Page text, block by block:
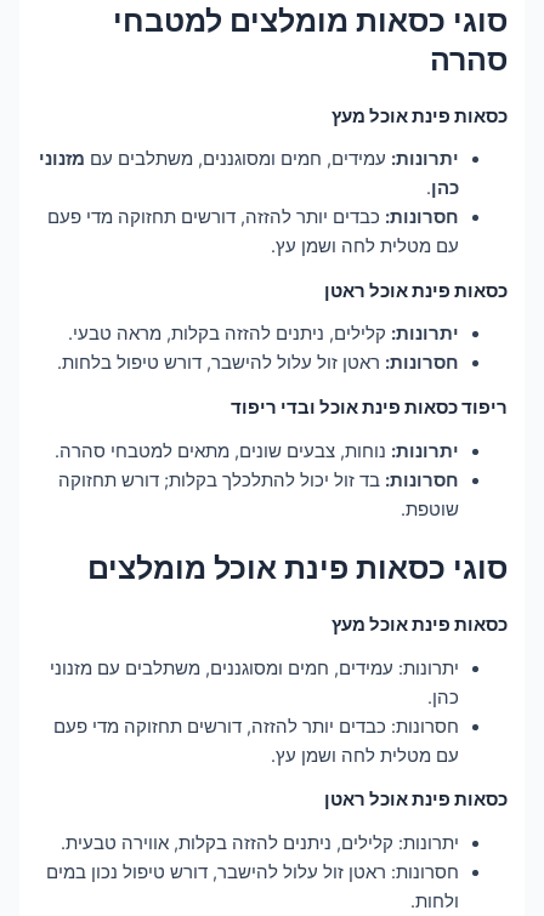
סוגי כסאות מומלצים למטבחי
סהרה
כסאות פינת אוכל מעץ
יתרונות: עמידים, חמים ומסוגננים, משתלבים עם מזנוני
כהן.
חסרונות: כבדים יותר להזזה, דורשים תחזוקה מדי פעם
עם מטלית לחה ושמן עץ.
כסאות פינת אוכל ראטן
יתרונות: קלילים, ניתנים להזזה בקלות, מראה טבעי.
חסרונות: ראטן זול עלול להישבר, דורש טיפול בלחות.
ריפוד כסאות פינת אוכל ובדי ריפוד
יתרונות: נוחות, צבעים שונים, מתאים למטבחי סהרה.
חסרונות: בד זול יכול להתלכלך בקלות; דורש תחזוקה
שוטפת.
סוגי כסאות פינת אוכל מומלצים
כסאות פינת אוכל מעץ
יתרונות: עמידים, חמים ומסוגננים, משתלבים עם מזנוני
כהן.
חסרונות: כבדים יותר להזזה, דורשים תחזוקה מדי פעם
עם מטלית לחה ושמן עץ.
כסאות פינת אוכל ראטן
יתרונות: קלילים, ניתנים להזזה בקלות, אווירה טבעית.
חסרונות: ראטן זול עלול להישבר, דורש טיפול נכון במים
ולחות.